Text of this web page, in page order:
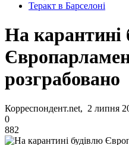
Теракт в Барселоні
На карантині
розграбовано
Корреспондент.net, 2 липня
0
882